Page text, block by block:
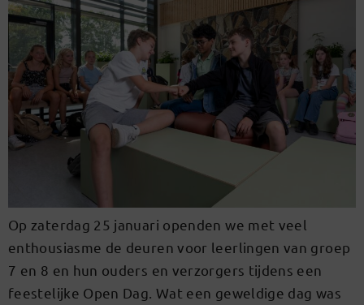
Op zaterdag 25 januari openden we met veel
enthousiasme de deuren voor leerlingen van groep
7 en 8 en hun ouders en verzorgers tijdens een
feestelijke Open Dag. Wat een geweldige dag was